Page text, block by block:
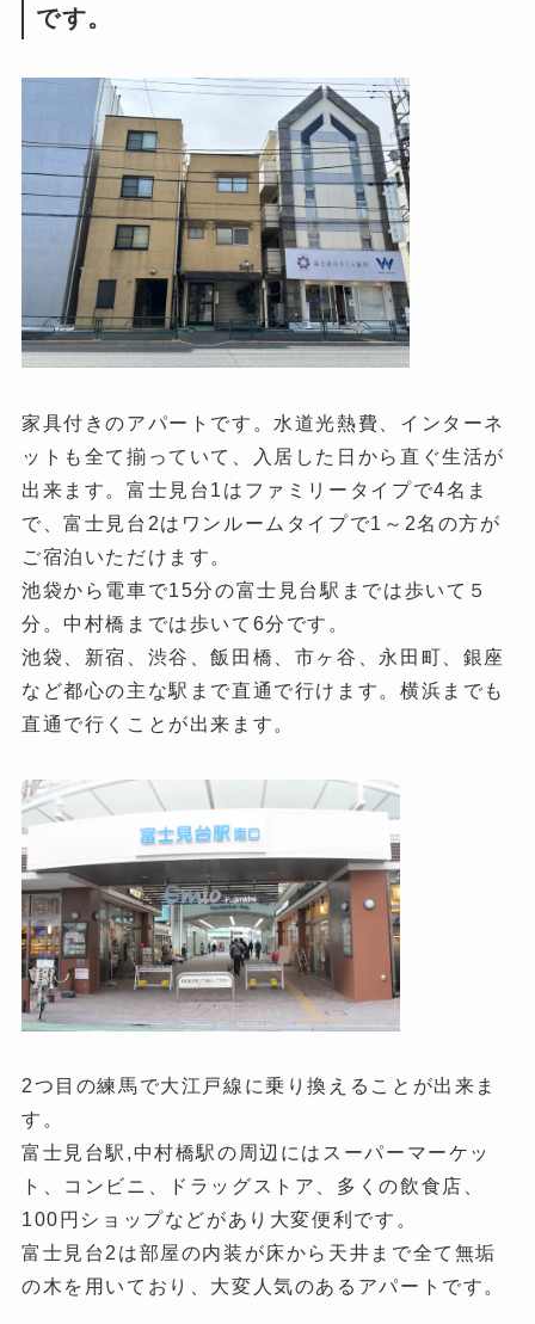
です。
家具付きのアパートです。水道光熱費、インターネ
ットも全て揃っていて、入居した日から直ぐ生活が
出来ます。富士見台1はファミリータイプで4名ま
で、富士見台2はワンルームタイプで1～2名の方が
ご宿泊いただけます。
池袋から電車で15分の富士見台駅までは歩いて５
分。中村橋までは歩いて6分です。
池袋、新宿、渋谷、飯田橋、市ヶ谷、永田町、銀座
など都心の主な駅まで直通で行けます。横浜までも
直通で行くことが出来ます。
2つ目の練馬で大江戸線に乗り換えることが出来ま
す。
富士見台駅,中村橋駅の周辺にはスーパーマーケッ
ト、コンビニ、ドラッグストア、多くの飲食店、
100円ショップなどがあり大変便利です。
富士見台2は部屋の内装が床から天井まで全て無垢
の木を用いており、大変人気のあるアパートです。